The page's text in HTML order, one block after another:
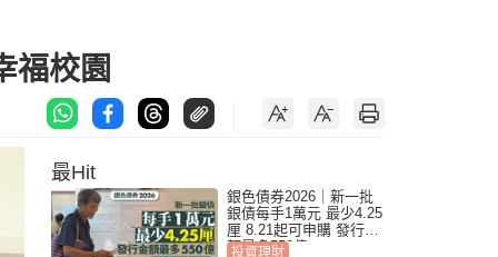
福校園
最Hit
銀色債券2026｜新一批
銀債每手1萬元 最少4.25
厘 8.21起可申購 發行金
額最多550億
投資理財